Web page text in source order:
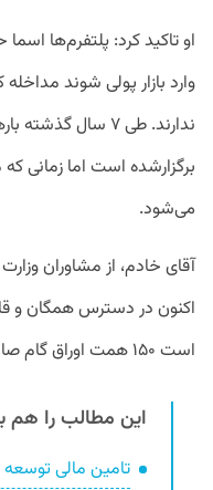
او تاکید کرد: پلتفرم‌ها
وارد بازار پولی شوند
ندارند. طی ۷ سال
برگزارشده است اما زمانی
می‌شود.
اکنون در دسترس همگان و
است ۱۵۰ همت اوراق گام صادر شود.
این مطالب را هم
تامین مالی